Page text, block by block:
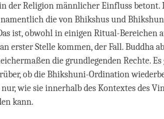
der Religion männlicher Einfluss betont.
namentlich die von Bhikshus und
ist, obwohl in einigen Ritual-Bereichen
erster Stelle kommen, der Fall. Buddha
die grundlegenden Rechte.
ob die Bhikshuni-Ordination
wie sie innerhalb des Kontextes des
kann.